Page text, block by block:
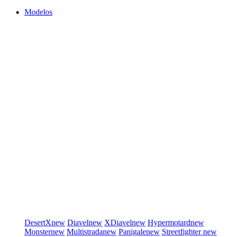
Modelos
DesertXnew Diavelnew XDiavelnew Hypermotardnew
Monsternew Multistradanew Panigalenew Streetfighternew